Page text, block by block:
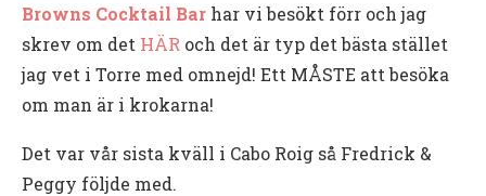
Browns Cocktail Bar har vi besökt förr och jag
skrev om det HÄR och det är typ det bästa stället
jag vet i Torre med omnejd! Ett MÅSTE att besöka
om man är i krokarna!
Det var vår sista kväll i Cabo Roig så Fredrick &
Peggy följde med.